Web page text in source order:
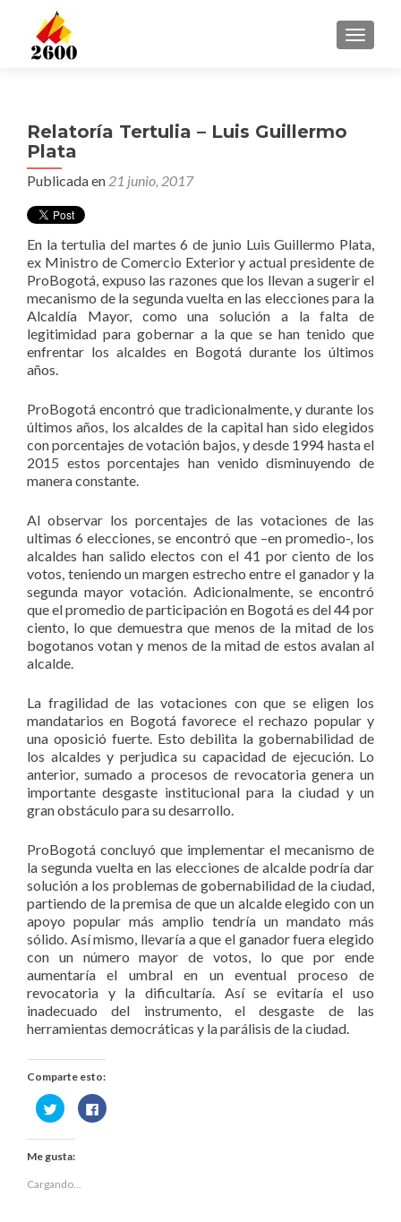
Relatoría Tertulia – Luis Guillermo
Plata
Publicada en 21 junio, 2017
En la tertulia del martes 6 de junio Luis Guillermo Plata,
ex Ministro de Comercio Exterior y actual presidente de
ProBogotá, expuso las razones que los llevan a sugerir el
mecanismo de la segunda vuelta en las elecciones para la
Alcaldía Mayor, como una solución a la falta de
legitimidad para gobernar a la que se han tenido que
enfrentar los alcaldes en Bogotá durante los últimos
años.
ProBogotá encontró que tradicionalmente, y durante los
últimos años, los alcaldes de la capital han sido elegidos
con porcentajes de votación bajos, y desde 1994 hasta el
2015 estos porcentajes han venido disminuyendo de
manera constante.
Al observar los porcentajes de las votaciones de las
ultimas 6 elecciones, se encontró que –en promedio-, los
alcaldes han salido electos con el 41 por ciento de los
votos, teniendo un margen estrecho entre el ganador y la
segunda mayor votación. Adicionalmente, se encontró
que el promedio de participación en Bogotá es del 44 por
ciento, lo que demuestra que menos de la mitad de los
bogotanos votan y menos de la mitad de estos avalan al
alcalde.
La fragilidad de las votaciones con que se eligen los
mandatarios en Bogotá favorece el rechazo popular y
una oposició fuerte. Esto debilita la gobernabilidad de
los alcaldes y perjudica su capacidad de ejecución. Lo
anterior, sumado a procesos de revocatoria genera un
importante desgaste institucional para la ciudad y un
gran obstáculo para su desarrollo.
ProBogotá concluyó que implementar el mecanismo de
la segunda vuelta en las elecciones de alcalde podría dar
solución a los problemas de gobernabilidad de la ciudad,
partiendo de la premisa de que un alcalde elegido con un
apoyo popular más amplio tendría un mandato más
sólido. Así mismo, llevaría a que el ganador fuera elegido
con un número mayor de votos, lo que por ende
aumentaría el umbral en un eventual proceso de
revocatoria y la dificultaría. Así se evitaría el uso
inadecuado del instrumento, el desgaste de las
herramientas democráticas y la parálisis de la ciudad.
Comparte esto:
Haz
clic
compartir
Twitter
abre
en
Haz
clic
Me gusta:
Cargando...